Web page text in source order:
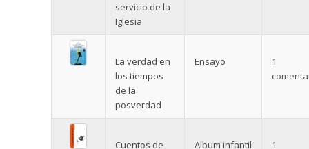
servicio de la
Iglesia
La verdad en
los tiempos
de la
posverdad
Ensayo
1
Cuentos de
Album infantil
1